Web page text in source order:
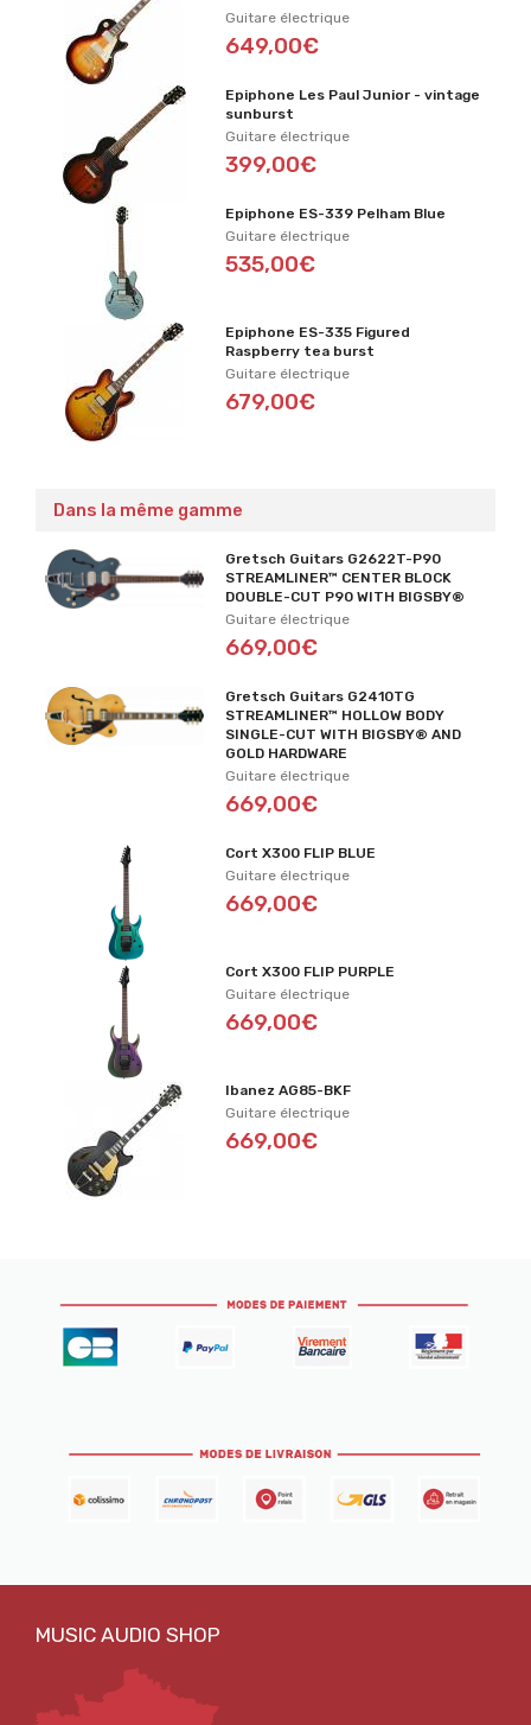
Guitare électrique
649,00€
Epiphone Les Paul Junior - vintage
sunburst
Guitare électrique
399,00€
Epiphone ES-339 Pelham Blue
Guitare électrique
535,00€
Epiphone ES-335 Figured
Raspberry tea burst
Guitare électrique
679,00€
Dans la même gamme
Gretsch Guitars G2622T-P90
STREAMLINER™ CENTER BLOCK
DOUBLE-CUT P90 WITH BIGSBY®
Guitare électrique
669,00€
Gretsch Guitars G2410TG
STREAMLINER™ HOLLOW BODY
SINGLE-CUT WITH BIGSBY® AND
GOLD HARDWARE
Guitare électrique
669,00€
Cort X300 FLIP BLUE
Guitare électrique
669,00€
Cort X300 FLIP PURPLE
Guitare électrique
669,00€
Ibanez AG85-BKF
Guitare électrique
669,00€